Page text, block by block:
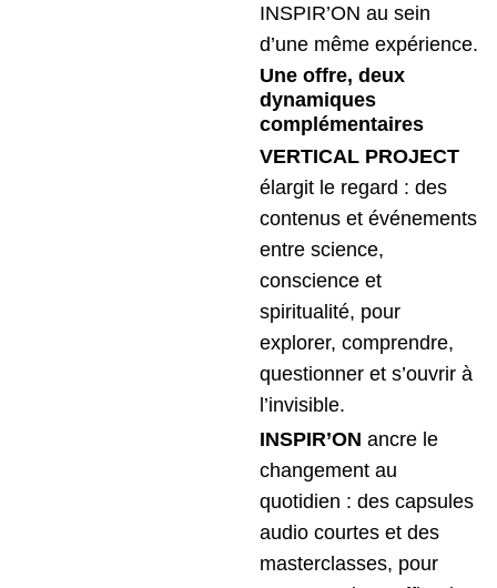
INSPIR’ON au sein
d’une même expérience.
Une offre, deux
dynamiques
complémentaires
VERTICAL PROJECT
élargit le regard : des
contenus et événements
entre science,
conscience et
spiritualité, pour
explorer, comprendre,
questionner et s’ouvrir à
l’invisible.
INSPIR’ON ancre le
changement au
quotidien : des capsules
audio courtes et des
masterclasses, pour